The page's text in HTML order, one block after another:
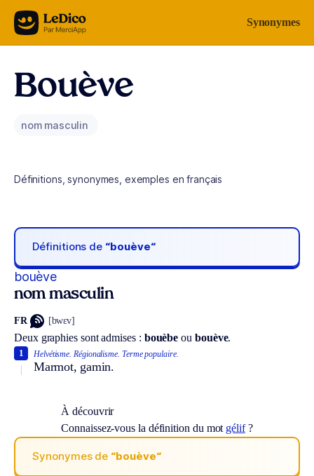
Aller au contenu Synonymes
Bouève
nom masculin
Définitions, synonymes, exemples en français
Définitions de “bouève“
bouève
nom masculin
FR [bwɛv]
Deux graphies sont admises : bouèbeou bouève.
Helvétisme. Régionalisme. Terme populaire.
Marmot, gamin.
1
À découvrir
Connaissez-vous la définition du mot gélif?
Synonymes de “bouève“